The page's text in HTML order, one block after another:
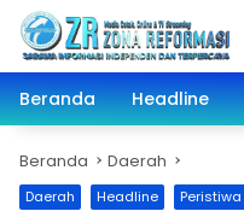
Langsung
konten
Beranda
Headline
Beranda Daerah
Daerah Headline Peristiwa